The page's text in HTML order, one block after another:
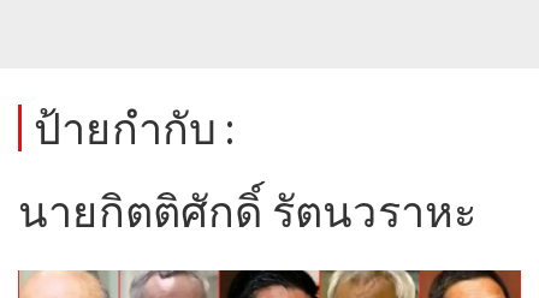
ป้ายกำกับ :
นายกิตติศักดิ์ รัตนวราหะ